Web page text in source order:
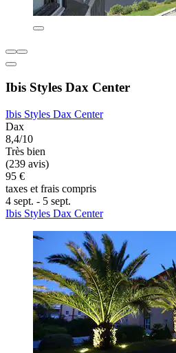
Ibis Styles Dax Center
Ibis Styles Dax Center
Dax
8,4/10
Très bien
(239 avis)
95 €
taxes et frais compris
4 sept. - 5 sept.
Ibis Styles Dax Center